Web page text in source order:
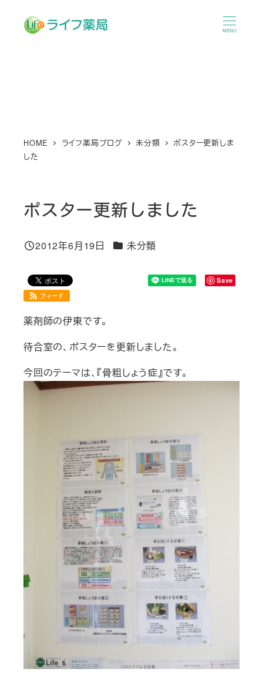
MENU
HOME ライフ薬局ブログ 未分類
ポスター更新しま
した
ポスター更新しました
投稿日
2012年6月19日 カテゴリー
未分類
Save
フィード
薬剤師の伊東です。
待合室の、ポスターを更新しました。
今回のテーマは、『骨粗しょう症』です。